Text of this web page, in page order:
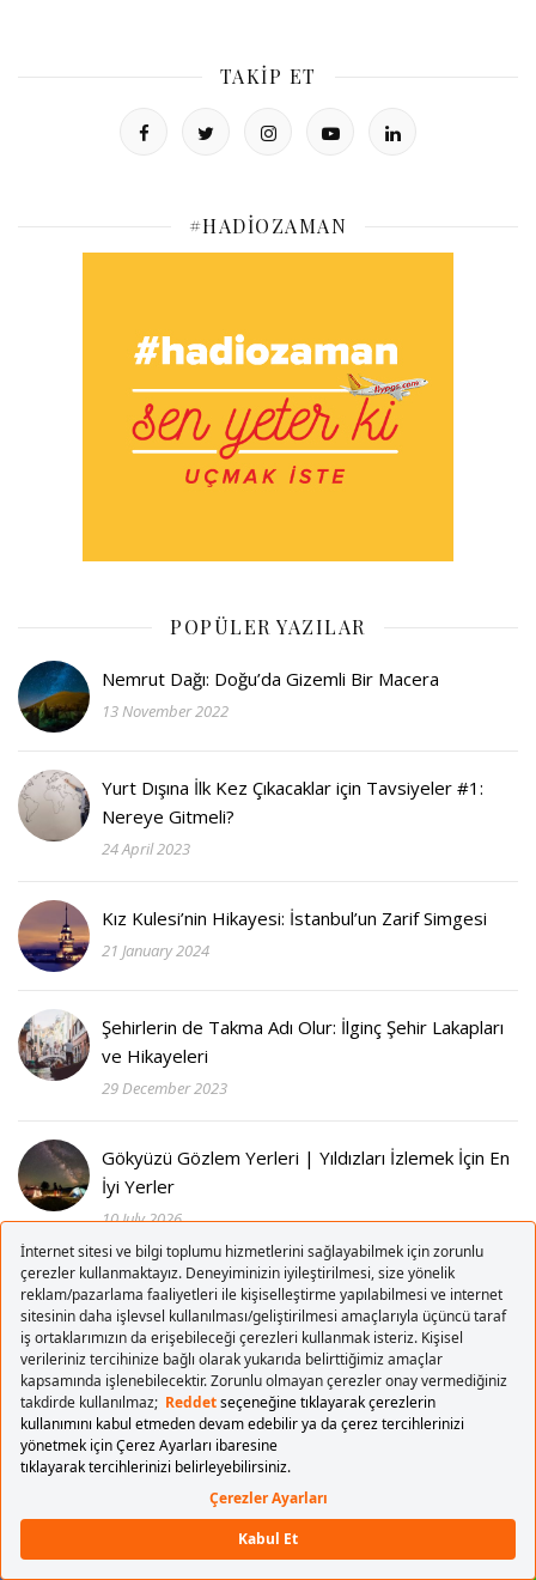
TAKIP ET
#HADIOZAMAN
POPÜLER YAZILAR
Nemrut Dağı: Doğu’da Gizemli Bir Macera
13 November 2022
Yurt Dışına İlk Kez Çıkacaklar için Tavsiyeler #1:
Nereye Gitmeli?
24 April 2023
Kız Kulesi’nin Hikayesi: İstanbul’un Zarif Simgesi
21 January 2024
Şehirlerin de Takma Adı Olur: İlginç Şehir Lakapları
ve Hikayeleri
29 December 2023
Gökyüzü Gözlem Yerleri | Yıldızları İzlemek İçin En
İyi Yerler
10 July 2026
KATEGORILER
Kategoriler
SON YAZILAR
Şehrin Nabzı: İstanbul’da Bu Ay Hangi Etkinlikler
Var? (Ağustos 2026)
30 July 2026